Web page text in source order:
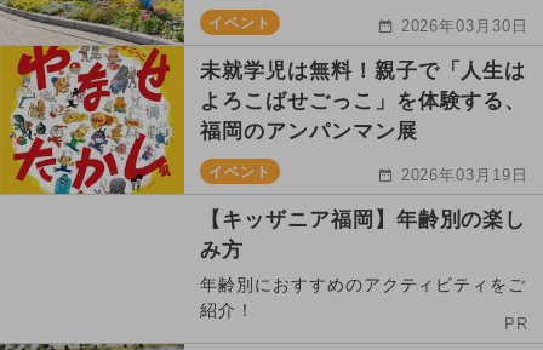
イベント 2026年03月30日
未就学児は無料！親子で「人生は
よろこばせごっこ」を体験する、
福岡のアンパンマン展
イベント 2026年03月19日
【キッザニア福岡】年齢別の楽し
み方
年齢別におすすめのアクティビティをご
紹介！
PR